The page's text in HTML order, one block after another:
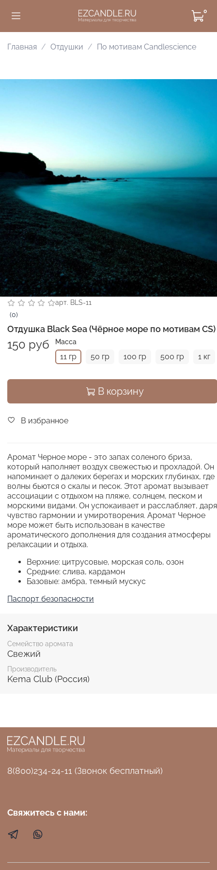
0
Главная Отдушки По мотивам Candlescience
(0)
арт. BLS-11
Отдушка Black Sea (Чёрное море по мотивам CS)
150 руб Масса
11 гр 50 гр 100 гр 500 гр 1 кг
В корзину
В избранное
Аромат Черное море - это запах соленого бриза,
который наполняет воздух свежестью и прохладой. Он
напоминает о далеких берегах и морских глубинах, где
волны бьются о скалы и песок. Этот аромат вызывает
ассоциации с отдыхом на пляже, солнцем, песком и
морскими видами. Он успокаивает и расслабляет, даря
чувство гармонии и умиротворения. Аромат Черное
море может быть использован в качестве
ароматического дополнения для создания атмосферы
релаксации и отдыха.
Верхние: цитрусовые, морская соль, озон
Средние: слива, кардамон
Базовые: амбра, темный мускус
Паспорт безопасности
Характеристики
Семейство аромата
Свежий
Производитель
Kema Club (Россия)
8(800)234-24-11 (Звонок бесплатный)
Свяжитесь с нами: